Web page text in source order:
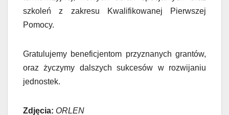
szkoleń z zakresu Kwalifikowanej Pierwszej
Pomocy.
Gratulujemy beneficjentom przyznanych grantów,
oraz życzymy dalszych sukcesów w rozwijaniu
jednostek.
Zdjęcia: ORLEN